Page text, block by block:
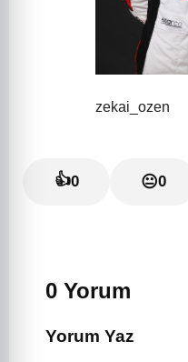
zekai_ozen
👍0 😐0
0 Yorum
Yorum Yaz